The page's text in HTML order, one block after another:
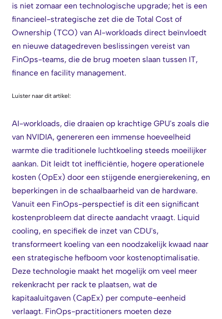
is niet zomaar een technologische upgrade; het is een
financieel-strategische zet die de Total Cost of
Ownership (TCO) van AI-workloads direct beïnvloedt
en nieuwe datagedreven beslissingen vereist van
FinOps-teams, die de brug moeten slaan tussen IT,
finance en facility management.
Luister naar dit artikel:
AI-workloads, die draaien op krachtige GPU's zoals die
van NVIDIA, genereren een immense hoeveelheid
warmte die traditionele luchtkoeling steeds moeilijker
aankan. Dit leidt tot inefficiëntie, hogere operationele
kosten (OpEx) door een stijgende energierekening, en
beperkingen in de schaalbaarheid van de hardware.
Vanuit een FinOps-perspectief is dit een significant
kostenprobleem dat directe aandacht vraagt. Liquid
cooling, en specifiek de inzet van CDU's,
transformeert koeling van een noodzakelijk kwaad naar
een strategische hefboom voor kostenoptimalisatie.
Deze technologie maakt het mogelijk om veel meer
rekenkracht per rack te plaatsen, wat de
kapitaaluitgaven (CapEx) per compute-eenheid
verlaagt. FinOps-practitioners moeten deze